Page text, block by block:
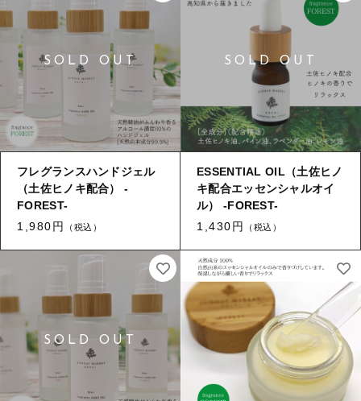
フレグランスハンドジェル
（土佐ヒノキ配合） -
FOREST-
1,980円
（税込）
ESSENTIAL OIL（土佐ヒノ
キ配合エッセンシャルオイ
ル） -FOREST-
1,430円
（税込）
ご利用ガイド
お問い合わせ
ログイン